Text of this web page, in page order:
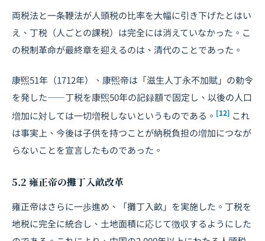
両税法と一条鞭法が人頭税の比率を大幅に引き下げたとはい
え、丁税（人ごとの課税）は完全には消えていなかった。こ
の税制革命が最終章を迎えるのは、清代のことであった。
康煕51年（1712年）、康煕帝は「滋生人丁永不加賦」の勅令
を発した――丁税を康煕50年の記録額で固定し、以後の人口
増加に対しては一切増税しないというものである。 [12] これ
は事実上、今後は子供を持つことが納税負担の増加につなが
らないことを宣言したものであった。
5.2 雍正帝の攤丁入畝改革
雍正帝はさらに一歩進め、「攤丁入畝」を実施した。丁税を
地税に完全に統合し、土地面積に応じて徴収するようにした